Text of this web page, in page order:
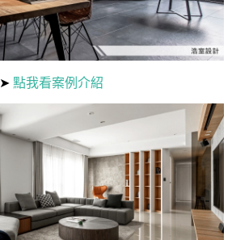
➤點我看案例介紹